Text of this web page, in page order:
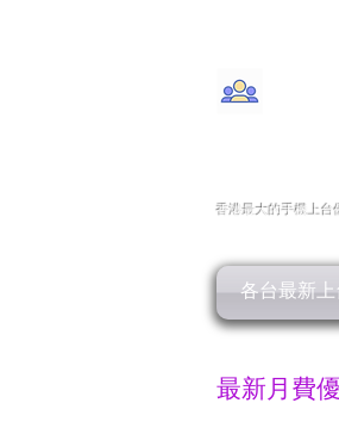
香港最大的手機上台
各台最新
最新月費